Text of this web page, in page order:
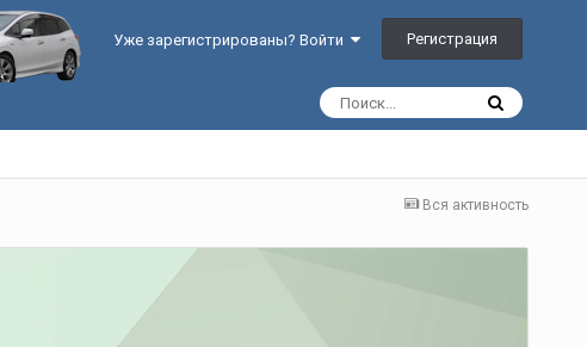
Уже зарегистрированы? Войти Регистрация
Вся активность